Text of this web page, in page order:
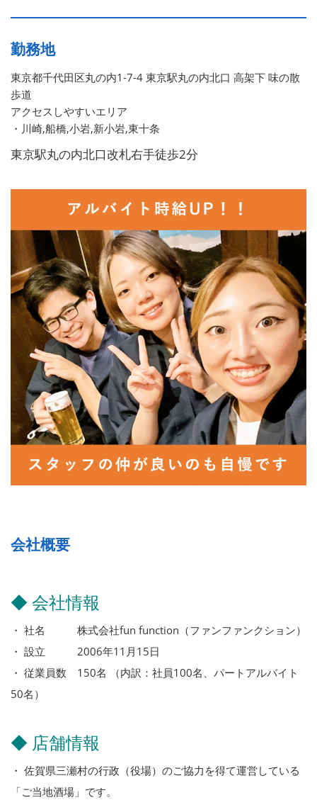
勤務地
東京都千代田区丸の内1-7-4 東京駅丸の内北口 高架下 味の散
歩道
アクセスしやすいエリア
・川崎,船橋,小岩,新小岩,東十条
東京駅丸の内北口改札右手徒歩2分
会社概要
◆ 会社情報
・ 社名 株式会社fun function（ファンファンクション）
・ 設立 2006年11月15日
・ 従業員数 150名 （内訳：社員100名、パートアルバイト
50名）
◆ 店舗情報
・ 佐賀県三瀬村の行政（役場）のご協力を得て運営している
「ご当地酒場」です。